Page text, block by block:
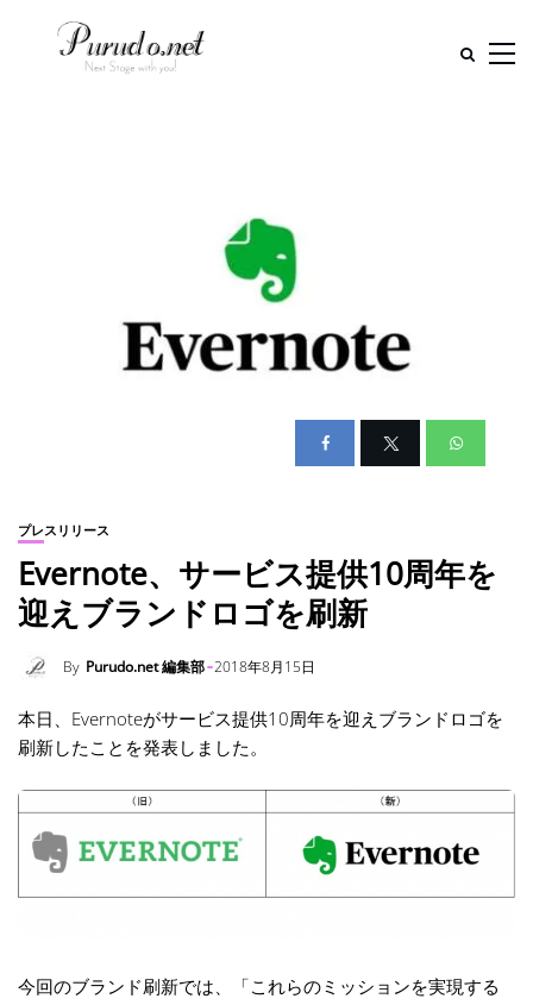
プレスリリース
Evernote、サービス提供10周年を
迎えブランドロゴを刷新
By Purudo.net 編集部 2018年8月15日
本日、Evernoteがサービス提供10周年を迎えブランドロゴを
刷新したことを発表しました。
今回のブランド刷新では、「これらのミッションを実現する